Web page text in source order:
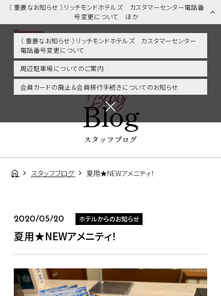
（ 重要なお知らせ ）リッチモンドホテルズ カスタマーセンター電話番
号変更について ほか
（ 重要なお知らせ ）リッチモンドホテルズ カスタマーセンター
電話番号変更について
周辺駐車場についてのご案内
会員カードの廃止＆会員移行手続きについてのお知らせ
スタッフブログ | 浜松市内・掛川・静岡エリアに好アクセス！リッチモ
ンドホテル浜松
Blog
Blog
スタッフブログ
スタッフブログ 夏用★NEWアメニティ！
2020/05/20 ホテルからのお知らせ
夏用★NEWアメニティ！